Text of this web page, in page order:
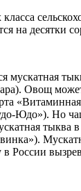
на десятки
мускатная
Овощ
Юдо»). Но
тыква
в России